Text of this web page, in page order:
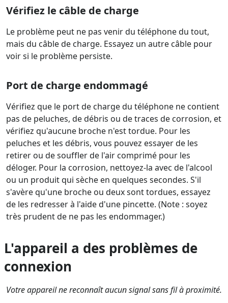
Vérifiez le câble de charge
Le problème peut ne pas venir du téléphone du tout,
mais du câble de charge. Essayez un autre câble pour
voir si le problème persiste.
Port de charge endommagé
Vérifiez que le port de charge du téléphone ne contient
pas de peluches, de débris ou de traces de corrosion, et
vérifiez qu'aucune broche n'est tordue. Pour les
peluches et les débris, vous pouvez essayer de les
retirer ou de souffler de l'air comprimé pour les
déloger. Pour la corrosion, nettoyez-la avec de l'alcool
ou un produit qui sèche en quelques secondes. S'il
s'avère qu'une broche ou deux sont tordues, essayez
de les redresser à l'aide d'une pincette. (Note : soyez
très prudent de ne pas les endommager.)
L'appareil a des problèmes de
connexion
Votre appareil ne reconnaît aucun signal sans fil à proximité.